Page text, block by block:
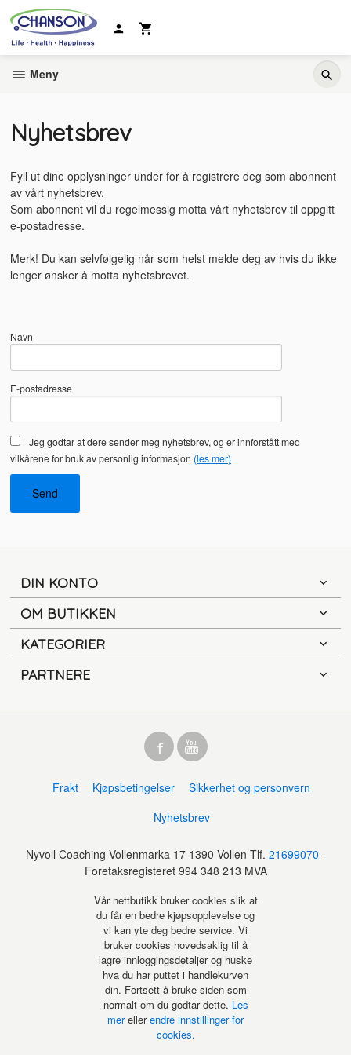
innholdet
Meny
Nyhetsbrev
Fyll ut dine opplysninger under for å registrere deg som abonnent
av vårt nyhetsbrev.
Som abonnent vil du regelmessig motta vårt nyhetsbrev til oppgitt
e-postadresse.
Merk! Du kan selvfølgelig når som helst melde deg av hvis du ikke
lenger ønsker å motta nyhetsbrevet.
Navn
E-postadresse
Jeg godtar at dere sender meg nyhetsbrev, og er innforstått med
vilkårene for bruk av personlig informasjon (les mer)
DIN KONTO
OM BUTIKKEN
KATEGORIER
PARTNERE
Frakt Kjøpsbetingelser
Sikkerhet og personvern
Nyhetsbrev
Nyvoll Coaching Vollenmarka 17 1390 Vollen Tlf. 21699070 -
Foretaksregisteret 994 348 213 MVA
Vår nettbutikk bruker cookies slik at
du får en bedre kjøpsopplevelse og
vi kan yte deg bedre service. Vi
bruker cookies hovedsaklig til å
lagre innloggingsdetaljer og huske
hva du har puttet i handlekurven
din. Fortsett å bruke siden som
normalt om du godtar dette. Les
merellerendre innstillinger for
cookies.